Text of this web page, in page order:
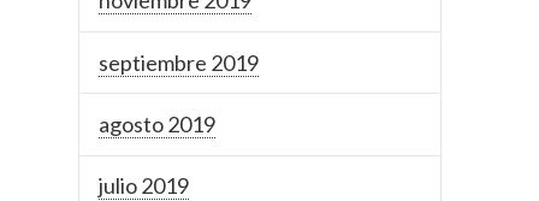
septiembre 2019
agosto 2019
julio 2019